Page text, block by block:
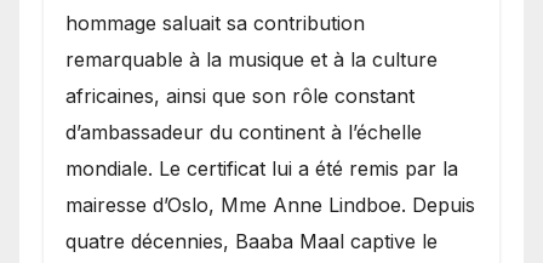
hommage saluait sa contribution
remarquable à la musique et à la culture
africaines, ainsi que son rôle constant
d’ambassadeur du continent à l’échelle
mondiale. Le certificat lui a été remis par la
mairesse d’Oslo, Mme Anne Lindboe. Depuis
quatre décennies, Baaba Maal captive le